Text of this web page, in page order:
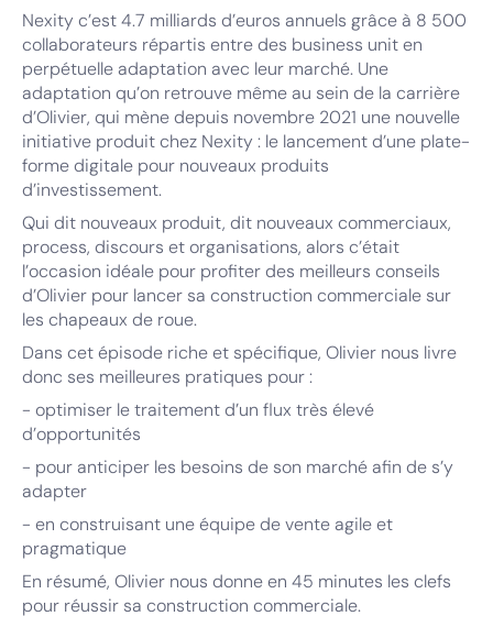
Nexity c’est 4.7 milliards d’euros annuels grâce à 8 500
collaborateurs répartis entre des business unit en
perpétuelle adaptation avec leur marché. Une
adaptation qu’on retrouve même au sein de la carrière
d’Olivier, qui mène depuis novembre 2021 une nouvelle
initiative produit chez Nexity : le lancement d’une plate-
forme digitale pour nouveaux produits
d’investissement.
Qui dit nouveaux produit, dit nouveaux commerciaux,
process, discours et organisations, alors c’était
l’occasion idéale pour profiter des meilleurs conseils
d’Olivier pour lancer sa construction commerciale sur
les chapeaux de roue.
Dans cet épisode riche et spécifique, Olivier nous livre
donc ses meilleures pratiques pour :
- optimiser le traitement d’un flux très élevé
d’opportunités
- pour anticiper les besoins de son marché afin de s’y
adapter
- en construisant une équipe de vente agile et
pragmatique
En résumé, Olivier nous donne en 45 minutes les clefs
pour réussir sa construction commerciale.